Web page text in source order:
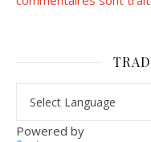
Powered by